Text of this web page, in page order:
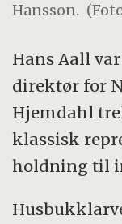
Hansson.
Hans Aall
direktør for
Hjemdahl
klassisk
holdning til